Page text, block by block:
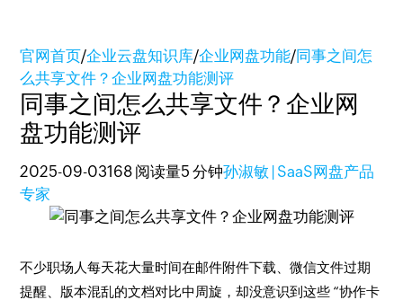
官网首页/企业云盘知识库/企业网盘功能/同事之间怎
么共享文件？企业网盘功能测评
同事之间怎么共享文件？企业网
盘功能测评
2025-09-03168 阅读量5 分钟孙淑敏 | SaaS网盘产品
专家
不少职场人每天花大量时间在邮件附件下载、微信文件过期
提醒、版本混乱的文档对比中周旋，却没意识到这些 “协作卡